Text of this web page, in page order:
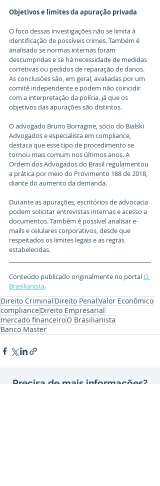
Objetivos e limites da apuração privada
O foco dessas investigações não se limita à
identificação de possíveis crimes. Também é
analisado se normas internas foram
descumpridas e se há necessidade de medidas
corretivas ou pedidos de reparação de danos.
As conclusões são, em geral, avaliadas por um
comitê independente e podem não coincidir
com a interpretação da polícia, já que os
objetivos das apurações são distintos.
O advogado Bruno Borragine, sócio do Bialski
Advogados e especialista em compliance,
destaca que esse tipo de procedimento se
tornou mais comum nos últimos anos. A
Ordem dos Advogados do Brasil regulamentou
a prática por meio do Provimento 188 de 2018,
diante do aumento da demanda.
Durante as apurações, escritórios de advocacia
podem solicitar entrevistas internas e acesso a
documentos. Também é possível analisar e-
mails e celulares corporativos, desde que
respeitados os limites legais e as regras
estabelecidas.
Conteúdo publicado originalmente no portal O
Brasilianista.
Direito Criminal Direito PenalValor Econômico
complianceDireito Empresarial
mercado financeiroO Brasilianista
Banco Master
Precisa de mais informações?